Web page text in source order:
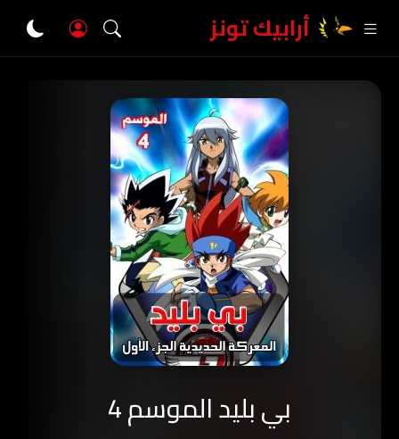
أرابيك تونز
بي بليد الموسم 4